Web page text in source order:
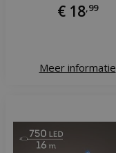
€ 18 99
Meer informatie